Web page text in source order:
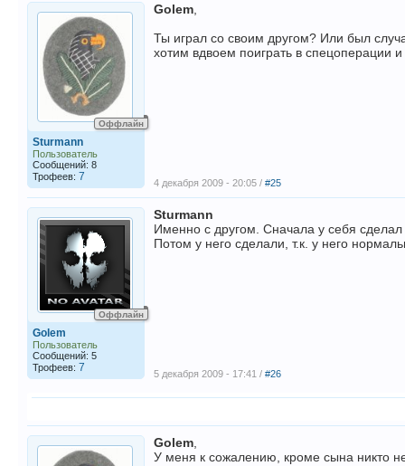
Оффлайн
Sturmann
Пользователь
Сообщений: 8
Трофеев: 7
Golem
Ты играл со своим другом? Или был
хотим вдвоем поиграть в спецоперации
4 декабря 2009 - 20:05 / #25
Оффлайн
Golem
Пользователь
Сообщений: 5
Трофеев: 7
Sturmann
Именно с другом. Сначала у себя
Потом у него сделали, т.к. у него
5 декабря 2009 - 17:41 / #26
Golem,
У меня к сожалению, кроме сына никто